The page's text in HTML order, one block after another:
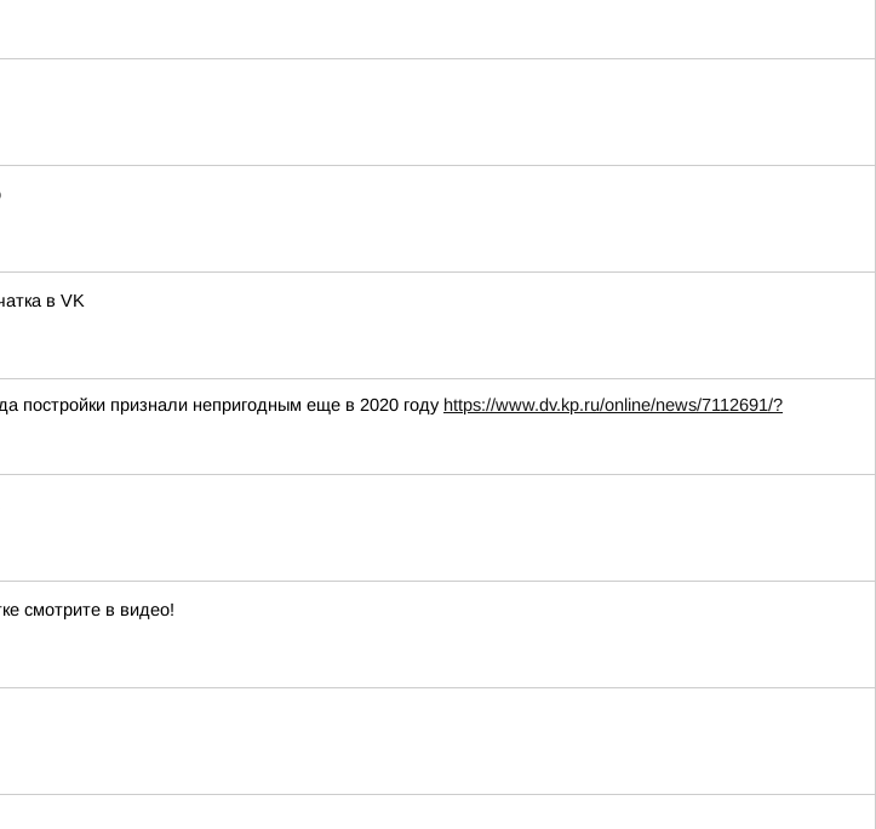
в VK
постройки признали непригодным еще в 2020 году https://www.dv.kp.ru/online/news/7112691/?
смотрите в видео!